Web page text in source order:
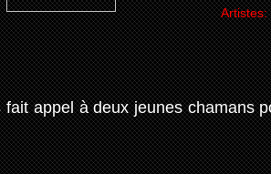
Artistes:
appel à deux jeunes chamans